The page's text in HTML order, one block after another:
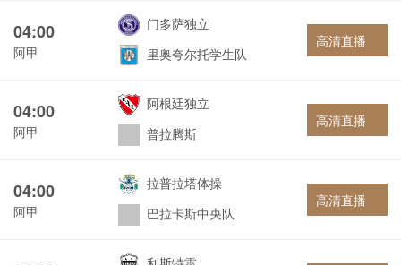
04:00
阿甲
门多萨独立
里奥夸尔托学生队
高清直播
04:00
阿甲
阿根廷独立
普拉腾斯
高清直播
04:00
阿甲
拉普拉塔体操
巴拉卡斯中央队
高清直播